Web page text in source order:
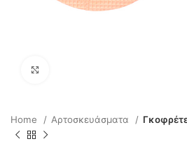
Home Αρτοσκευάσματα